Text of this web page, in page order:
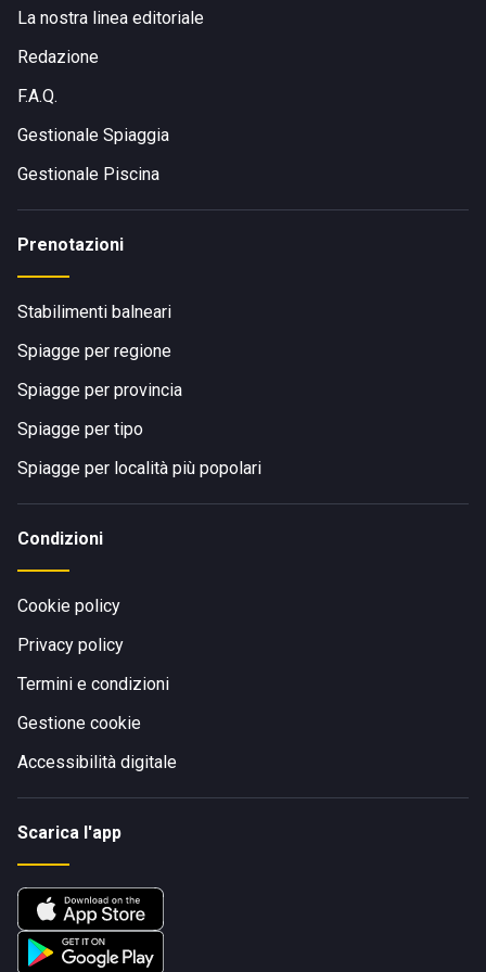
Siti sul Lungomare Leonardo da Vinci, a Senigallia
(AN),Italia, i Bagni Blasco 119 sono
della città di circa 4 km.
percorsa, da chi lo desidera, anche con mezzi più
sostenibili come biciclette e monopattini elettrici.
La nostra linea editoriale
Redazione
F.A.Q.
Gestionale Spiaggia
Gestionale Piscina
Prenotazioni
Stabilimenti balneari
Spiagge per regione
Spiagge per provincia
Spiagge per tipo
Spiagge per località più popolari
Condizioni
Cookie policy
Privacy policy
Termini e condizioni
Gestione cookie
Accessibilità digitale
Scarica l'app